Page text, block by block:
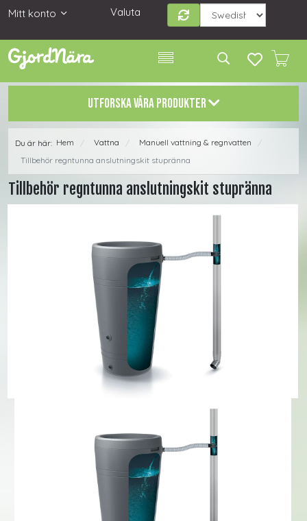
Mitt konto Valuta
UTFORSKA VÅRA PRODUKTER
Du är här: Hem / Vattna / Manuell vattning & regnvatten
/
Tillbehör regntunna anslutningskit stupränna
Tillbehör regntunna anslutningskit stupränna